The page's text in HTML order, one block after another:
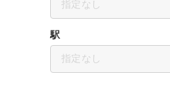
指定なし
駅
指定なし